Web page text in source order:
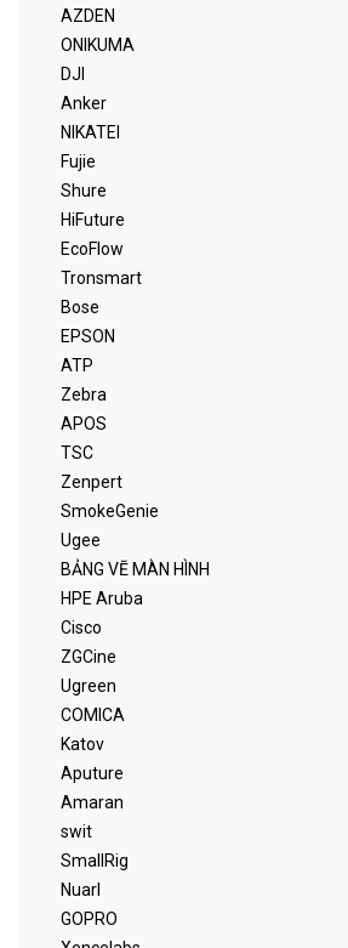
AZDEN
ONIKUMA
DJI
Anker
NIKATEI
Fujie
Shure
HiFuture
EcoFlow
Tronsmart
Bose
EPSON
ATP
Zebra
APOS
TSC
Zenpert
SmokeGenie
Ugee
BẢNG VẼ MÀN HÌNH
HPE Aruba
Cisco
ZGCine
Ugreen
COMICA
Katov
Aputure
Amaran
swit
SmallRig
Nuarl
GOPRO